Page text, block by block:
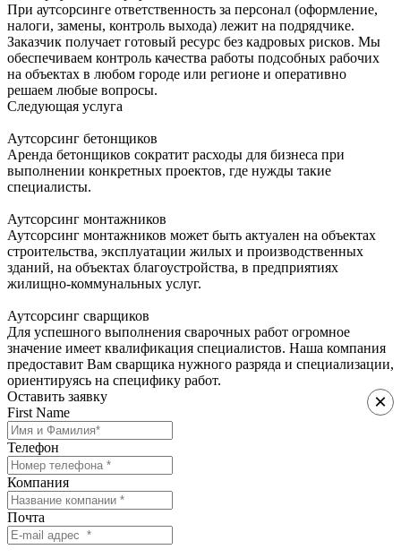
При аутсорсинге ответственность за персонал (оформление,
налоги, замены, контроль выхода) лежит на подрядчике.
Заказчик получает готовый ресурс без кадровых рисков. Мы
обеспечиваем контроль качества работы подсобных рабочих
на объектах в любом городе или регионе и оперативно
решаем любые вопросы.
Следующая услуга
Аутсорсинг бетонщиков
Аренда бетонщиков сократит расходы для бизнеса при
выполнении конкретных проектов, где нужды такие
специалисты.
Аутсорсинг монтажников
Аутсорсинг монтажников может быть актуален на объектах
строительства, эксплуатации жилых и производственных
зданий, на объектах благоустройства, в предприятиях
жилищно-коммунальных услуг.
Аутсорсинг сварщиков
Для успешного выполнения сварочных работ огромное
значение имеет квалификация специалистов. Наша компания
предоставит Вам сварщика нужного разряда и специализации,
ориентируясь на специфику работ.
×
Оставить заявку
First Name
Телефон
Компания
Почта